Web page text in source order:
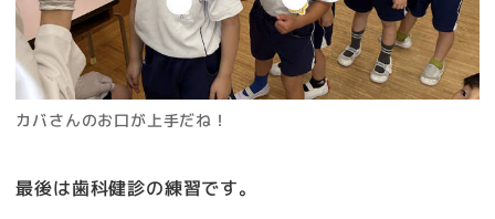
カバさんのお口が上手だね！
最後は歯科健診の練習です。